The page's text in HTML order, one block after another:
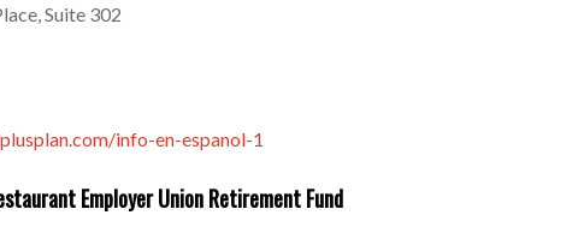
Suite 302
info-en-espanol-1
Employer Union Retirement Fund